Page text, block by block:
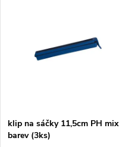
ů
klip na sáčky 11,5cm PH mix
barev (3ks)